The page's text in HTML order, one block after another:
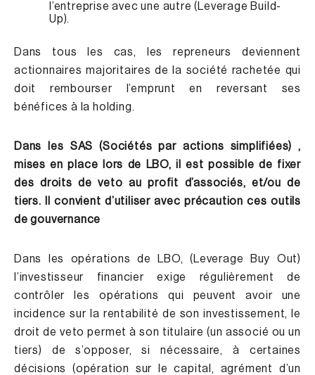
l’entreprise avec une autre ( Leverage Build-
Up).
Dans tous les cas, les repreneurs deviennent
actionnaires majoritaires de la société rachetée qui
doit rembourser l’emprunt en reversant ses
bénéfices à la holding.
Dans les SAS (Sociétés par actions simplifiées) ,
mises en place lors de LBO, il est possible de fixer
des droits de veto au profit d’associés, et/ou de
tiers. Il convient d’utiliser avec précaution ces outils
de gouvernance
Dans les opérations de LBO, (Leverage Buy Out)
l’investisseur financier exige régulièrement de
contrôler les opérations qui peuvent avoir une
incidence sur la rentabilité de son investissement, le
droit de veto permet à son titulaire (un associé ou un
tiers) de s’opposer, si nécessaire, à certaines
décisions (opération sur le capital, agrément d’un